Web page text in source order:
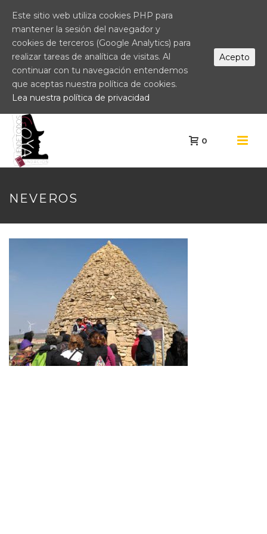
0
NEVEROS
Este sitio web utiliza cookies PHP para
mantener la sesión del navegador y
cookies de terceros (Google Analytics) para
realizar tareas de analítica de visitas. Al
continuar con tu navegación entendemos
que aceptas nuestra política de cookies.
Lea nuestra política de privacidad
Acepto